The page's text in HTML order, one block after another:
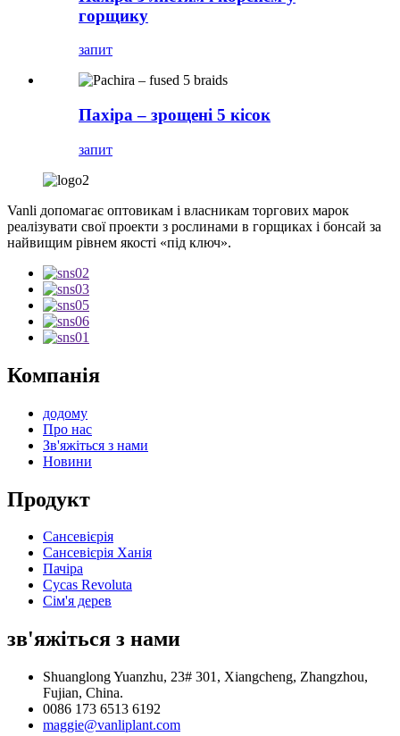
горщику
запит
Пахіра – зрощені 5 кісок
запит
Vanli допомагає оптовикам і власникам торгових марок
реалізувати свої проекти з рослинами в горщиках і бонсай за
найвищим рівнем якості «під ключ».
Компанія
додому
Про нас
Зв'яжіться з нами
Новини
Продукт
Сансевієрія
Сансевієрія Ханія
Пачіра
Cycas Revoluta
Сім'я дерев
зв'яжіться з нами
Shuanglong Yuanzhu, 23# 301, Xiangcheng, Zhangzhou,
Fujian, China.
0086 173 6513 6192
maggie@vanliplant.com